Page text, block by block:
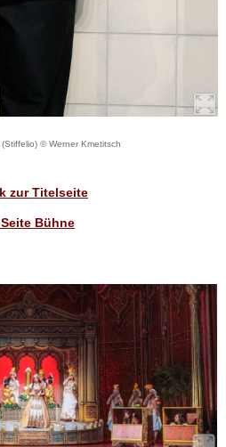
© Werner Kmetitsch
zur Titelseite
Bühne